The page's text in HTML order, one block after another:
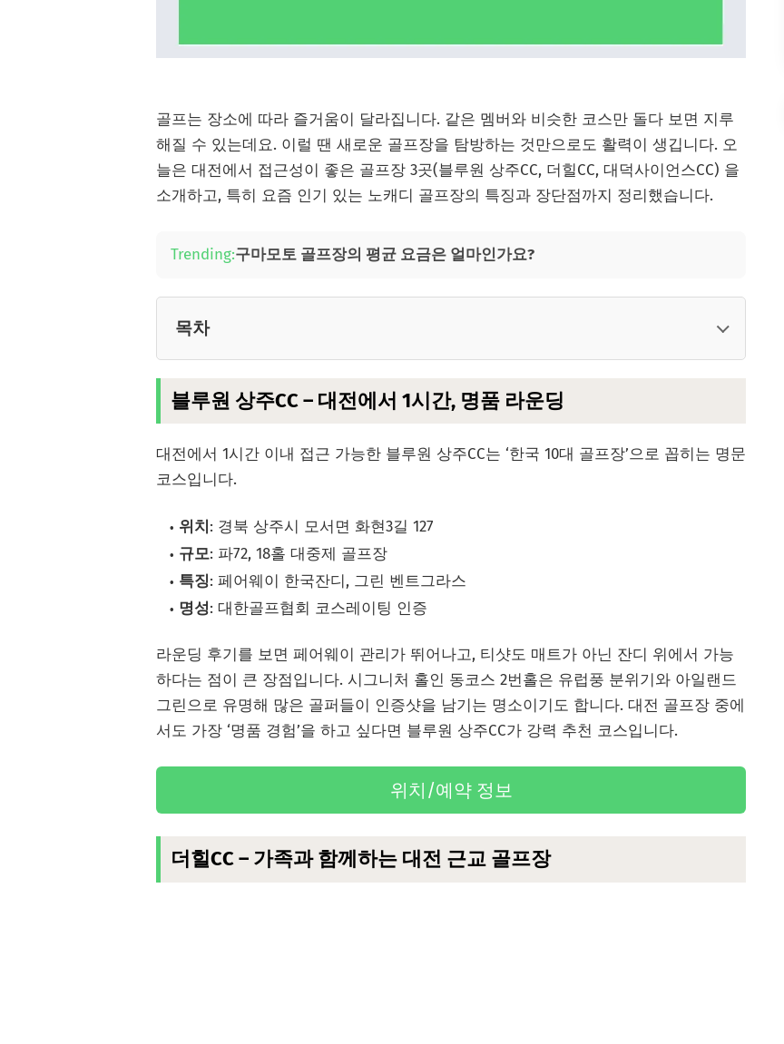
골프는 장소에 따라 즐거움이 달라집니다. 같은 멤버와 비슷한 코스만 돌다 보면 지루
해질 수 있는데요. 이럴 땐 새로운 골프장을 탐방하는 것만으로도 활력이 생깁니다. 오
늘은 대전에서 접근성이 좋은 골프장 3곳(블루원 상주CC, 더힐CC, 대덕사이언스CC) 을
소개하고, 특히 요즘 인기 있는 노캐디 골프장의 특징과 장단점까지 정리했습니다.
Trending:구마모토 골프장의 평균 요금은 얼마인가요?
목차
블루원 상주CC – 대전에서 1시간, 명품 라운딩
대전에서 1시간 이내 접근 가능한 블루원 상주CC는 ‘한국 10대 골프장’으로 꼽히는 명문
코스입니다.
위치 : 경북 상주시 모서면 화현3길 127
규모: 파72, 18홀 대중제 골프장
특징: 페어웨이 한국잔디, 그린 벤트그라스
명성: 대한골프협회 코스레이팅 인증
라운딩 후기를 보면 페어웨이 관리가 뛰어나고, 티샷도 매트가 아닌 잔디 위에서 가능
하다는 점이 큰 장점입니다. 시그니처 홀인 동코스 2번홀은 유럽풍 분위기와 아일랜드
그린으로 유명해 많은 골퍼들이 인증샷을 남기는 명소이기도 합니다. 대전 골프장 중에
서도 가장 ‘명품 경험’을 하고 싶다면 블루원 상주CC가 강력 추천 코스입니다.
위치/예약 정보
더힐CC – 가족과 함께하는 대전 근교 골프장